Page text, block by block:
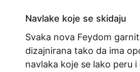
Navlake koje se skidaju
Svaka nova Feydom
dizajnirana tako da ima
navlaka koje se lako peru i